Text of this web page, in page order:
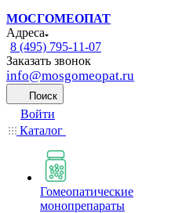
МОСГОМЕОПАТ
Адреса
8 (495) 795-11-07
Заказать звонок
info@mosgomeopat.ru
Поиск
Войти
Каталог
Гомеопатические
монопрепараты